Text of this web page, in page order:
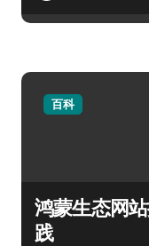
百科
鸿蒙生态网
践